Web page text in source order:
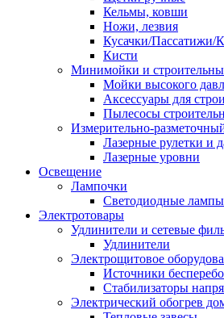
Кельмы, ковши
Ножи, лезвия
Кусачки/
Кисти
Минимойки и
Мойки высокого
Аксессуары для
Пылесосы
Измерительно-
Лазерные рулетки и
Лазерные уровни
Освещение
Лампочки
Светодиодные лампы
Электротовары
Удлинители и сетевые
Удлинители
Электрощитовое
Источники
Стабилизаторы
Электрический обогрев